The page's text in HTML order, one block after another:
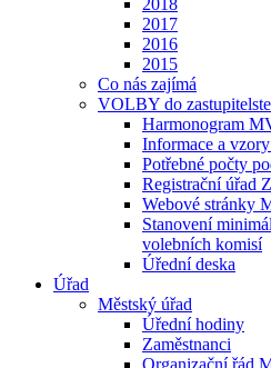
2018
2017
2016
2015
Co nás zajímá
VOLBY do
Harmonogram
Informace a
Potřebné počty
Registrační úřad
Webové stránky
Stanovení
volebních komisí
Úřední deska
Úřad
Městský úřad
Úřední hodiny
Zaměstnanci
Organizační řád